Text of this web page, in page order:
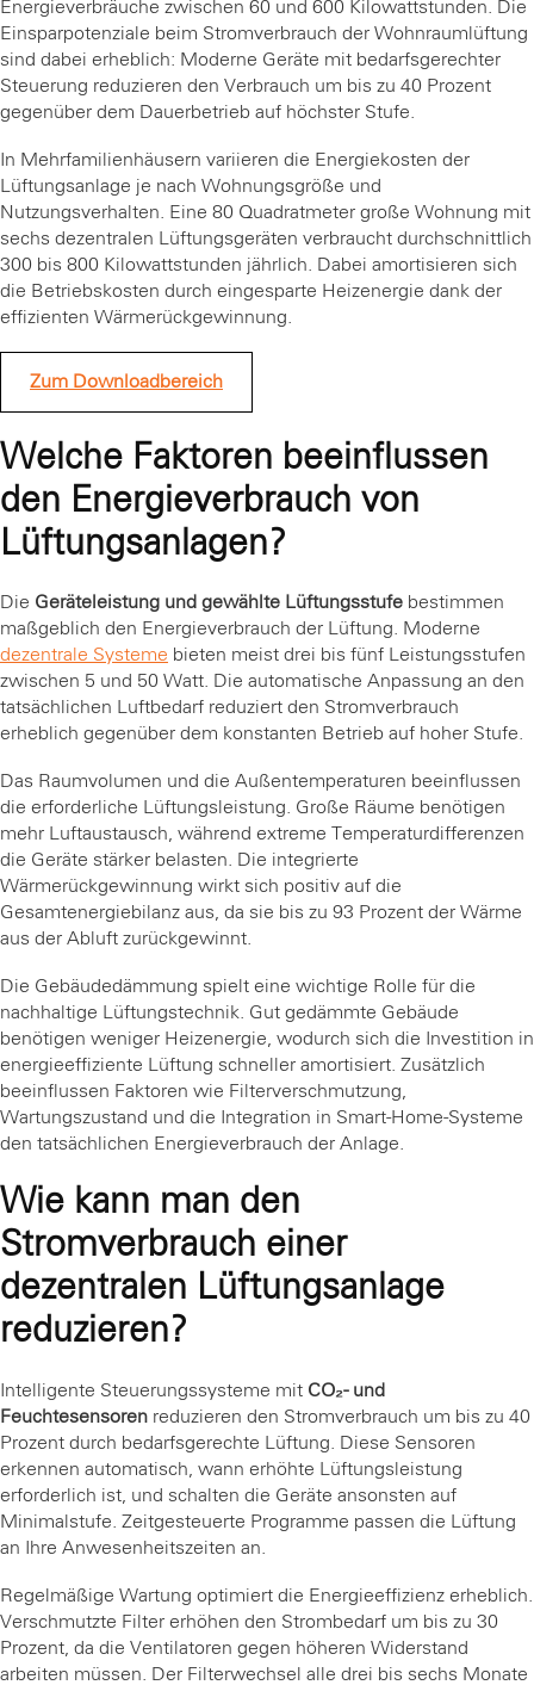
Energieverbräuche zwischen 60 und 600 Kilowattstunden. Die
Einsparpotenziale beim Stromverbrauch der Wohnraumlüftung
sind dabei erheblich: Moderne Geräte mit bedarfsgerechter
Steuerung reduzieren den Verbrauch um bis zu 40 Prozent
gegenüber dem Dauerbetrieb auf höchster Stufe.
In Mehrfamilienhäusern variieren die Energiekosten der
Lüftungsanlage je nach Wohnungsgröße und
Nutzungsverhalten. Eine 80 Quadratmeter große Wohnung mit
sechs dezentralen Lüftungsgeräten verbraucht durchschnittlich
300 bis 800 Kilowattstunden jährlich. Dabei amortisieren sich
die Betriebskosten durch eingesparte Heizenergie dank der
effizienten Wärmerückgewinnung.
Zum Downloadbereich
Welche Faktoren beeinflussen
den Energieverbrauch von
Lüftungsanlagen?
Die Geräteleistung und gewählte Lüftungsstufe bestimmen
maßgeblich den Energieverbrauch der Lüftung. Moderne
dezentrale Systeme bieten meist drei bis fünf Leistungsstufen
zwischen 5 und 50 Watt. Die automatische Anpassung an den
tatsächlichen Luftbedarf reduziert den Stromverbrauch
erheblich gegenüber dem konstanten Betrieb auf hoher Stufe.
Das Raumvolumen und die Außentemperaturen beeinflussen
die erforderliche Lüftungsleistung. Große Räume benötigen
mehr Luftaustausch, während extreme Temperaturdifferenzen
die Geräte stärker belasten. Die integrierte
Wärmerückgewinnung wirkt sich positiv auf die
Gesamtenergiebilanz aus, da sie bis zu 93 Prozent der Wärme
aus der Abluft zurückgewinnt.
Die Gebäudedämmung spielt eine wichtige Rolle für die
nachhaltige Lüftungstechnik. Gut gedämmte Gebäude
benötigen weniger Heizenergie, wodurch sich die Investition in
energieeffiziente Lüftung schneller amortisiert. Zusätzlich
beeinflussen Faktoren wie Filterverschmutzung,
Wartungszustand und die Integration in Smart-Home-Systeme
den tatsächlichen Energieverbrauch der Anlage.
Wie kann man den
Stromverbrauch einer
dezentralen Lüftungsanlage
reduzieren?
Intelligente Steuerungssysteme mit CO₂- und
Feuchtesensoren reduzieren den Stromverbrauch um bis zu 40
Prozent durch bedarfsgerechte Lüftung. Diese Sensoren
erkennen automatisch, wann erhöhte Lüftungsleistung
erforderlich ist, und schalten die Geräte ansonsten auf
Minimalstufe. Zeitgesteuerte Programme passen die Lüftung
an Ihre Anwesenheitszeiten an.
Regelmäßige Wartung optimiert die Energieeffizienz erheblich.
Verschmutzte Filter erhöhen den Strombedarf um bis zu 30
Prozent, da die Ventilatoren gegen höheren Widerstand
arbeiten müssen. Der Filterwechsel alle drei bis sechs Monate